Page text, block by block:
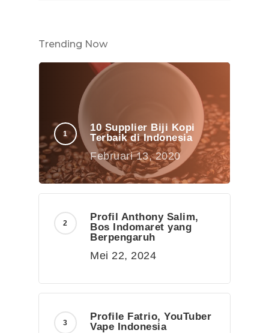
Trending Now
10 Supplier Biji Kopi
Terbaik di Indonesia
Februari 13, 2020
Profil Anthony Salim,
Bos Indomaret yang
Berpengaruh
Mei 22, 2024
Profile Fatrio, YouTuber
Vape Indonesia